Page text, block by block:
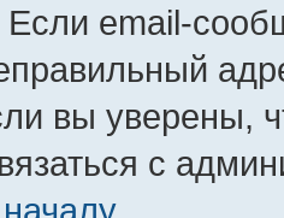
Если email-
вы уверены,
с